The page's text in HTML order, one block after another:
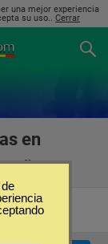
una mejor experiencia
su uso.. Cerrar
en